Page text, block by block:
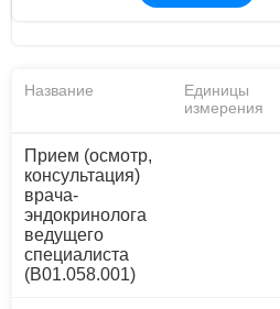
Название
Единицы
измерения
Прием (осмотр,
консультация)
врача-
эндокринолога
ведущего
специалиста
(B01.058.001)